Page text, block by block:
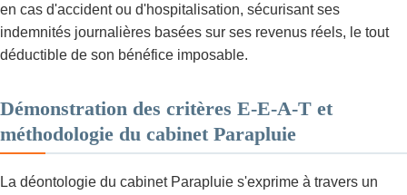
en cas d'accident ou d'hospitalisation, sécurisant ses
indemnités journalières basées sur ses revenus réels, le tout
déductible de son bénéfice imposable.
Démonstration des critères E-E-A-T et
méthodologie du cabinet Parapluie
La déontologie du cabinet Parapluie s'exprime à travers un